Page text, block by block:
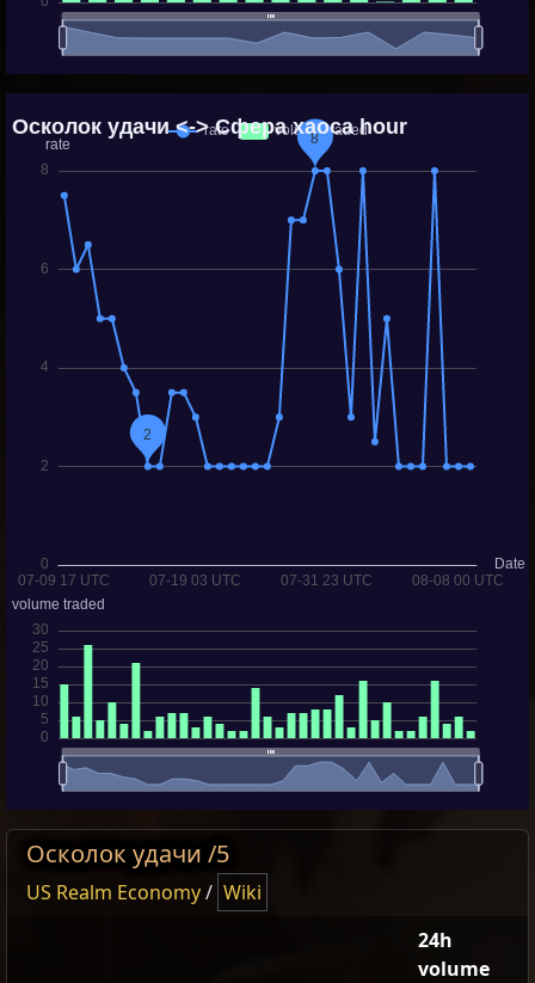
Осколок удачи /5
US Realm Economy/ Wiki
24h
volume